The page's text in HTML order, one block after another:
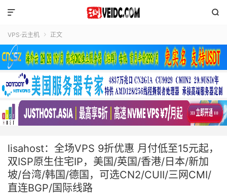


VPS·云主机  正文
lisahost：全场VPS 9折优惠 月付低至15元起，
双ISP原生住宅IP，美国/英国/香港/日本/新加
坡/台湾/韩国/德国，可选CN2/CUII/三网CMI/
直连BGP/国际线路